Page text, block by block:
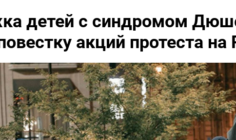
детей с синдромом
акций протеста на